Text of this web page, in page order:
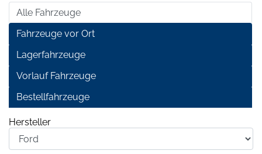
Alle Fahrzeuge
Fahrzeuge vor Ort
Lagerfahrzeuge
Vorlauf Fahrzeuge
Bestellfahrzeuge
Hersteller